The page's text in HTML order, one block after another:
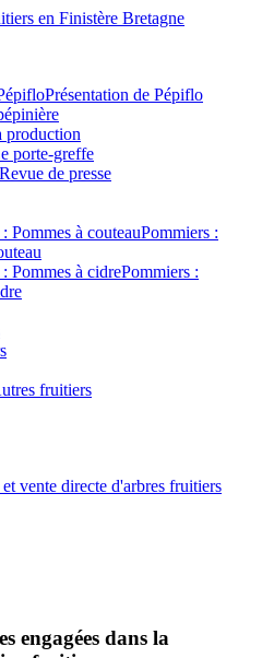
Présentation de Pépiflo
production
porte-greffe
Revue de presse
Pommiers :
Pommiers :
fruitiers
engagées dans la